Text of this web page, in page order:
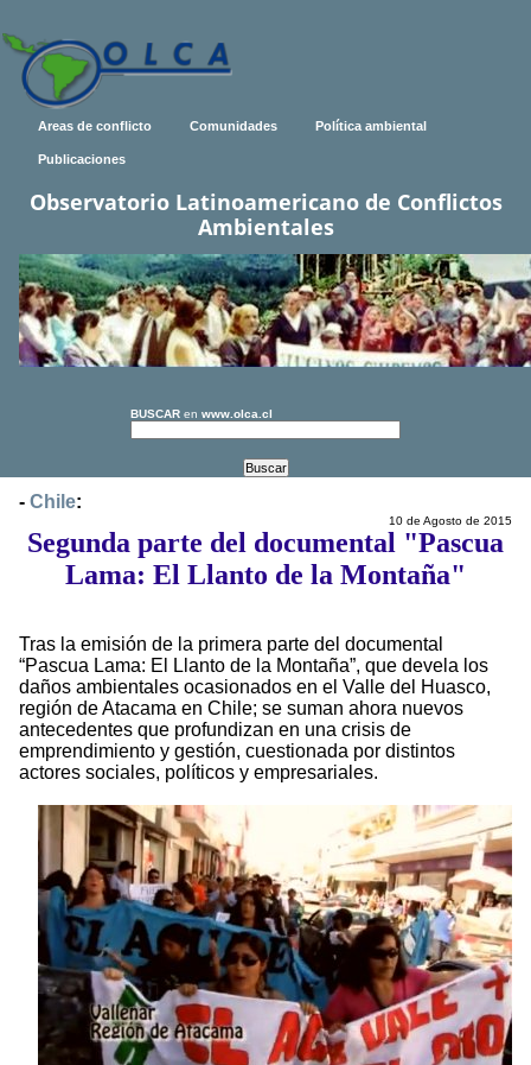
Areas de conflicto Comunidades Política ambiental
Publicaciones
Observatorio Latinoamericano de Conflictos
Ambientales
BUSCAR en www.olca.cl
- Chile:
10 de Agosto de 2015
Segunda parte del documental "Pascua
Lama: El Llanto de la Montaña"
Tras la emisión de la primera parte del documental
“Pascua Lama: El Llanto de la Montaña”, que devela los
daños ambientales ocasionados en el Valle del Huasco,
región de Atacama en Chile; se suman ahora nuevos
antecedentes que profundizan en una crisis de
emprendimiento y gestión, cuestionada por distintos
actores sociales, políticos y empresariales.